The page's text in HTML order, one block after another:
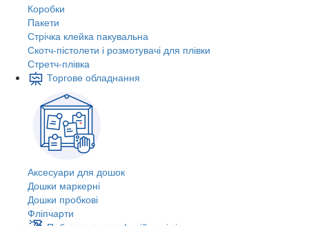
Коробки
Пакети
Стрічка клейка пакувальна
Скотч-пістолети і розмотувачі для плівки
Стретч-плівка
Торгове обладнання
Аксесуари для дошок
Дошки маркерні
Дошки пробкові
Фліпчарти